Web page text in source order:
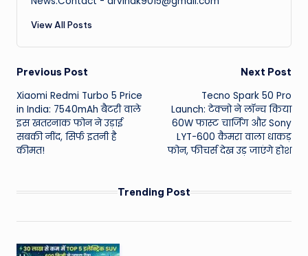
View All Posts
Post
navigation
Previous Post
Xiaomi Redmi Turbo 5 Price
in India: 7540mAh बैटरी वाले
इस खतरनाक फोन ने उड़ाई
सबकी नींद, सिर्फ इतनी है
कीमत!
Next Post
Tecno Spark 50 Pro
Launch: टेक्नो ने लॉन्च किया
60W फास्ट चार्जिंग और Sony
LYT-600 कैमरा वाला धाकड़
फोन, फीचर्स देख उड़ जाएंगे होश
Trending Post